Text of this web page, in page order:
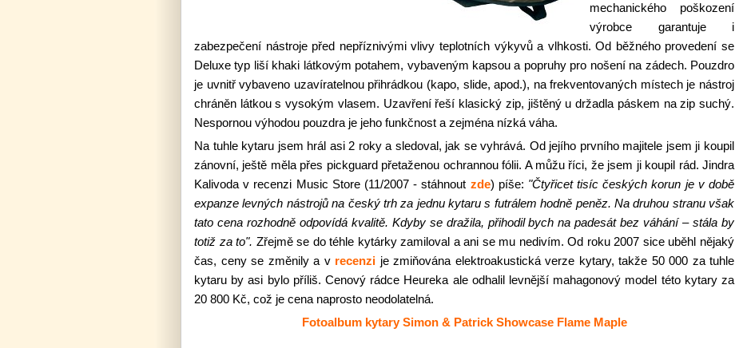
mechanického poškození
výrobce garantuje i
zabezpečení nástroje před nepříznivými vlivy teplotních výkyvů a vlhkosti. Od běžného provedení se
Deluxe typ liší khaki látkovým potahem, vybaveným kapsou a popruhy pro nošení na zádech. Pouzdro
je uvnitř vybaveno uzavíratelnou přihrádkou (kapo, slide, apod.), na frekventovaných místech je nástroj
chráněn látkou s vysokým vlasem. Uzavření řeší klasický zip, jištěný u držadla páskem na zip suchý.
Nespornou výhodou pouzdra je jeho funkčnost a zejména nízká váha.
Na tuhle kytaru jsem hrál asi 2 roky a sledoval, jak se vyhrává. Od jejího prvního majitele jsem ji koupil
zánovní, ještě měla přes pickguard přetaženou ochrannou fólii. A můžu říci, že jsem ji koupil rád. Jindra
Kalivoda v recenzi Music Store (11/2007 - stáhnout zde) píše: "Čtyřicet tisíc českých korun je v době
expanze levných nástrojů na český trh za jednu kytaru s futrálem hodně peněz. Na druhou stranu však
tato cena rozhodně odpovídá kvalitě. Kdyby se dražila, přihodil bych na padesát bez váhání – stála by
totiž za to". Zřejmě se do téhle kytárky zamiloval a ani se mu nedivím. Od roku 2007 sice uběhl nějaký
čas, ceny se změnily a v recenzi je zmiňována elektroakustická verze kytary, takže 50 000 za tuhle
kytaru by asi bylo příliš. Cenový rádce Heureka ale odhalil levnější mahagonový model této kytary za
20 800 Kč, což je cena naprosto neodolatelná.
Fotoalbum kytary Simon & Patrick Showcase Flame Maple